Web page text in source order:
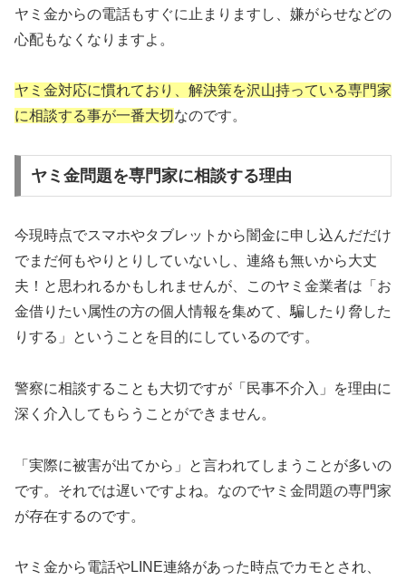
ヤミ金からの電話もすぐに止まりますし、嫌がらせなどの
心配もなくなりますよ。
ヤミ金対応に慣れており、解決策を沢山持っている専門家
に相談する事が一番大切なのです。
ヤミ金問題を専門家に相談する理由
今現時点でスマホやタブレットから闇金に申し込んだだけ
でまだ何もやりとりしていないし、連絡も無いから大丈
夫！と思われるかもしれませんが、このヤミ金業者は「お
金借りたい属性の方の個人情報を集めて、騙したり脅した
りする」ということを目的にしているのです。
警察に相談することも大切ですが「民事不介入」を理由に
深く介入してもらうことができません。
「実際に被害が出てから」と言われてしまうことが多いの
です。それでは遅いですよね。なのでヤミ金問題の専門家
が存在するのです。
ヤミ金から電話やLINE連絡があった時点でカモとされ、